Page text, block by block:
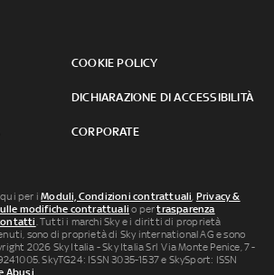
COOKIE POLICY
DICHIARAZIONE DI ACCESSIBILITÀ
CORPORATE
qui per iModuli, Condizioni contrattuali, Privacy &
modifiche contrattuali o pertrasparenza
. Tutti i marchi Sky e i diritti di proprietà
sono di proprietà di Sky international AG e sono
2026 Sky Italia - Sky Italia Srl Via Monte Penice, 7 -
SkyTG24: ISSN 3035-1537 e SkySport: ISSN
Abusi